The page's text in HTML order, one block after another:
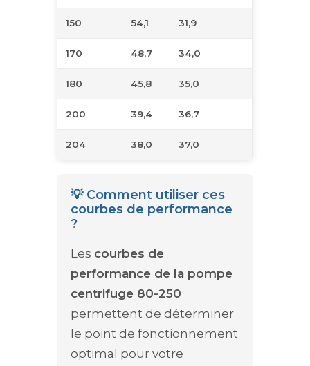
150 54,1 31,9
170 48,7 34,0
180 45,8 35,0
200 39,4 36,7
204 38,0 37,0
💡 Comment utiliser ces
courbes de performance
?
Les courbes de
performance de la pompe
centrifuge 80-250
permettent de déterminer
le point de fonctionnement
optimal pour votre